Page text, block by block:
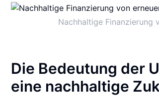
Nachhaltige Finanzierung
Die Bedeutung der
eine nachhaltige